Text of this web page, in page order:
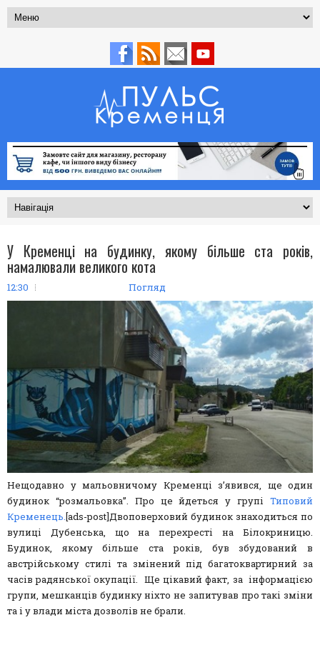
У Кременці на будинку, якому більше ста років,
намалювали великого кота
12:30 Погляд
Нещодавно у мальовничому Кременці з’явився, ще один
будинок “розмальовка”. Про це йдеться у групі Типовий
Кременець.[ads-post]Двоповерховий будинок знаходиться по
вулиці Дубенська, що на перехресті на Білокриницю.
Будинок, якому більше ста років, був збудований в
австрійському стилі та змінений під багатоквартирний за
часів радянської окупації. Ще цікавий факт, за інформацією
групи, мешканців будинку ніхто не запитував про такі зміни
та і у влади міста дозволів не брали.